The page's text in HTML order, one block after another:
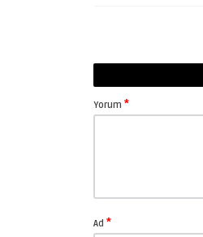
Yorum *
Ad *